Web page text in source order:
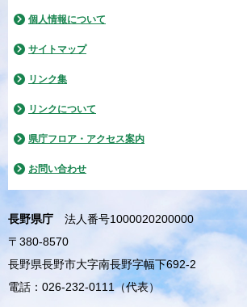
個人情報について
サイトマップ
リンク集
リンクについて
県庁フロア・アクセス案内
お問い合わせ
長野県庁
法人番号1000020200000
〒380-8570
長野県長野市大字南長野字幅下692-2
電話：026-232-0111（代表）